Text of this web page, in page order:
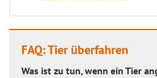
FAQ: Tier überfahren
Was ist zu tun, wenn ein Tier